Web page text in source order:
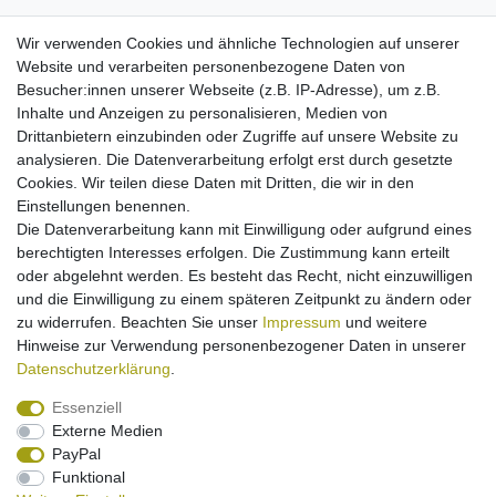
Könnte Sie interessieren:
[Paket] Kfz-Ladekabel für Samsung Ace I7500
I8510 I8910 Omnia HD M7500 S5600 S7350 S8000
S8300 I8000 I9000 Galaxy S (micro-USB)
7,95 € *
In den Warenkorb
*inkl. ges. MwSt.
[Paket] Ladegerät für Samsung G810 I7500
I8510 i8910 M7500 M6710 M7600 S5600 S7220
S7350 S8000 S8300 i9000 Galaxy S (micro-USB)
13,95 € *
In den Warenkorb
Wir verwenden Cookies und ähnliche Technologien auf unserer
Website und verarbeiten personenbezogene Daten von
Besucher:innen unserer Webseite (z.B. IP-Adresse), um z.B.
Inhalte und Anzeigen zu personalisieren, Medien von
Drittanbietern einzubinden oder Zugriffe auf unsere Website zu
analysieren. Die Datenverarbeitung erfolgt erst durch gesetzte
Cookies. Wir teilen diese Daten mit Dritten, die wir in den
Einstellungen benennen.
Die Datenverarbeitung kann mit Einwilligung oder aufgrund eines
berechtigten Interesses erfolgen. Die Zustimmung kann erteilt
oder abgelehnt werden. Es besteht das Recht, nicht einzuwilligen
und die Einwilligung zu einem späteren Zeitpunkt zu ändern oder
zu widerrufen. Beachten Sie unser Impressum und weitere
Hinweise zur Verwendung personenbezogener Daten in unserer
Daten­schutz­erklärung
Essenziell
Externe Medien
PayPal
Funktional